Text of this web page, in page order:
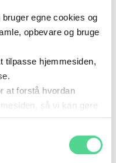
egne cookies og
opbevare og bruge
tilpasse hjemmesiden,
at forstå hvordan
så vi kan gøre
samtykke via det link,
PROCHOWNIK